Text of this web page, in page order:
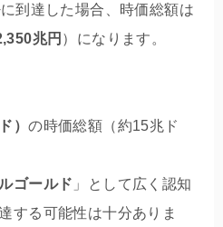
に到達した場合、時価総額は
兆円 ）になります。
）の時価総額（約15兆ド
ゴールド 」として広く認知
する可能性は十分ありま